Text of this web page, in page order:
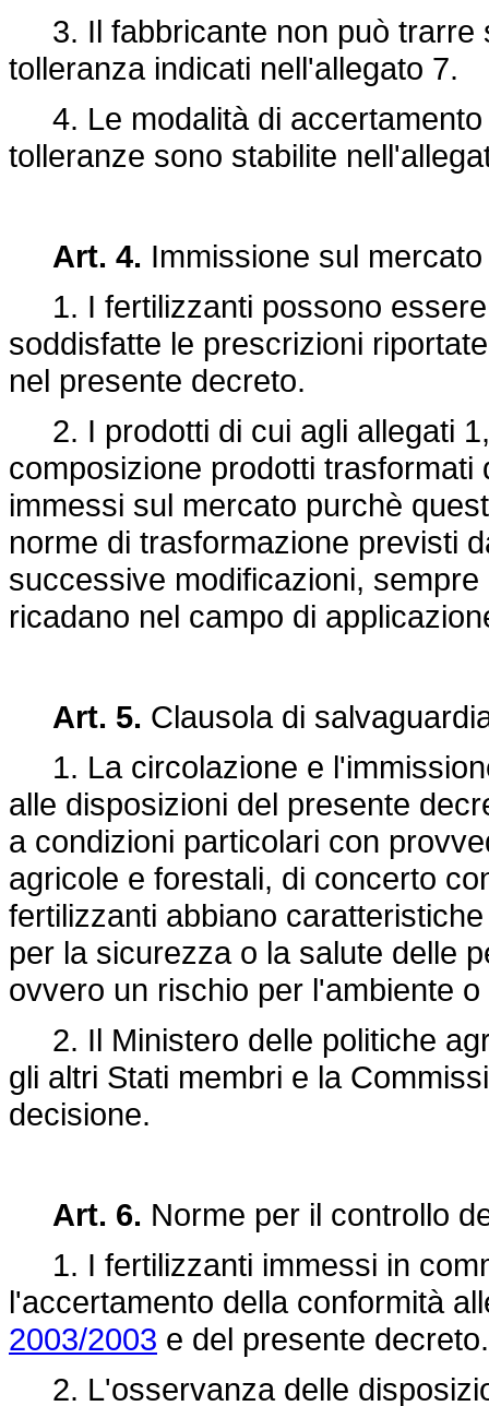
3. Il fabbricante non può trarre
tolleranza indicati nell'allegato 7.
4. Le modalità di accertamento
tolleranze sono stabilite
Art. 4. Immissione sul mercato
1. I fertilizzanti possono
soddisfatte le prescrizioni
nel presente decreto.
2. I prodotti di cui agli allegati
composizione prodotti
immessi sul mercato purchè
norme di trasformazione previsti
successive modificazioni,
ricadano nel campo di
Art. 5. Clausola di
1. La circolazione e
alle disposizioni del presente
a condizioni particolari con
agricole e forestali, di concerto
fertilizzanti abbiano
per la sicurezza o la salute delle
ovvero un rischio per l'ambiente
2. Il Ministero delle politiche
gli altri Stati membri e la
decisione.
Art. 6. Norme per il controllo
1. I fertilizzanti immessi in
l'accertamento della conformità
2003/2003 e del presente decreto.
2. L'osservanza delle